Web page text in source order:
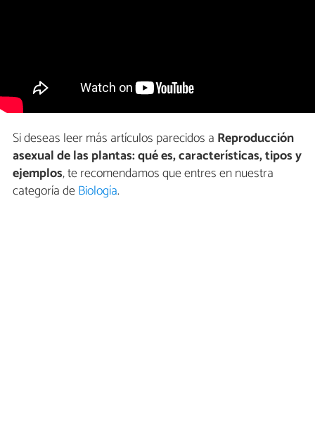
Si deseas leer más artículos parecidos a Reproducción
asexual de las plantas: qué es, características, tipos y
ejemplos, te recomendamos que entres en nuestra
categoría deBiología.